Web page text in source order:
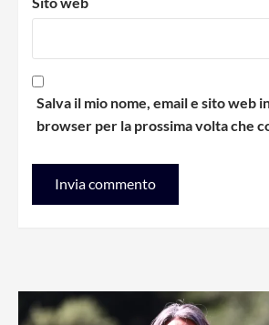
Salva il mio nome, email e sito web
browser per la prossima volta che